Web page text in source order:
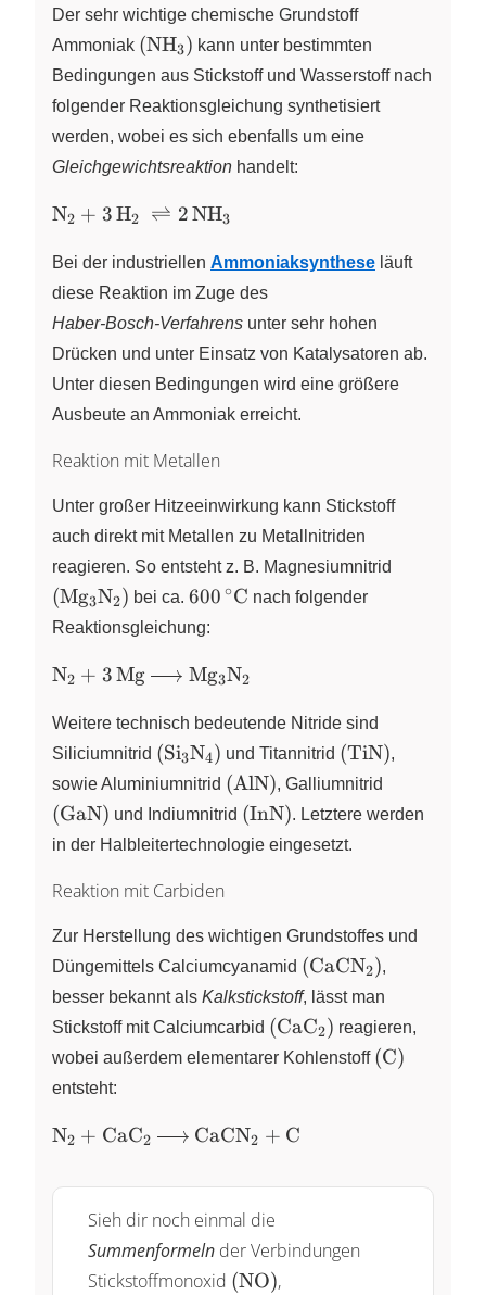
Der sehr wichtige chemische Grundstoff
Ammoniak \left(
\ce{NH3}
(NHX
3) kann unter bestimmten
Bedingungen aus Stickstoff und Wasserstoff nach
folgender Reaktionsgleichung synthetisiert
werden, wobei es sich ebenfalls um eine
Gleichgewichtsreaktion handelt:
\ce{N2 + 3H2
2NH3}
NX
2 + 3HX
2 ⇌ 2NHX
3
Bei der industriellen Ammoniaksynthese läuft
diese Reaktion im Zuge des
Haber‑Bosch‑Verfahrens unter sehr hohen
Drücken und unter Einsatz von Katalysatoren ab.
Unter diesen Bedingungen wird eine größere
Ausbeute an Ammoniak erreicht.
Reaktion mit Metallen
Unter großer Hitzeeinwirkung kann Stickstoff
auch direkt mit Metallen zu Metallnitriden
reagieren. So entsteht z. B. Magnesiumnitrid
(MgX
3NX
2) bei ca.600\,^\circ\text{C}
600 ∘C nach folgender
Reaktionsgleichung:
\ce{N2
>
Mg3N2}
NX
2 + 3Mg MgX
3NX
2
Weitere technisch bedeutende Nitride sind
Siliciumnitrid \left(
\ce{Si3N4}
(SiX
3NX
4) und Titannitrid \left(
\ce{TiN}
(TiN),
sowie Aluminiumnitrid \left(
\ce{AlN}
\right)
(AlN), Galliumnitrid
\ce{GaN}
(GaN) und Indiumnitrid \left(
\ce{InN}
\right)
(InN). Letztere werden
in der Halbleitertechnologie eingesetzt.
Reaktion mit Carbiden
Zur Herstellung des wichtigen Grundstoffes und
Düngemittels Calciumcyanamid \left(
\ce{CaCN2}
\right)
(CaCNX
2),
besser bekannt als Kalkstickstoff, lässt man
Stickstoff mit Calciumcarbid \left(
\ce{CaC2}
(CaCX
2) reagieren,
wobei außerdem elementarer Kohlenstoff \left(
(C)
entsteht:
\ce{N2
CaC2 -
CaCN2
+ C}
NX
2 + CaCX
2 CaCNX
2 + C
Sieh dir noch einmal die
Summenformeln der Verbindungen
Stickstoffmonoxid \left( \ce{NO} \right)
(NO),